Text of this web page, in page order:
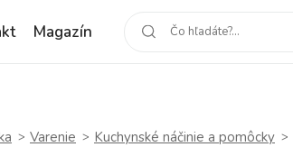
Magazín
Varenie Kuchynské náčinie a pomôcky